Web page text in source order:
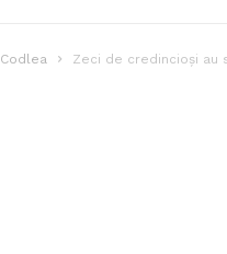
Codlea Zeci de credincioși au